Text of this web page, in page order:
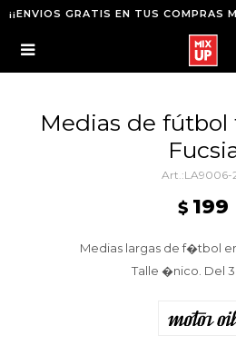
¡¡ENVIOS GRATIS EN TUS COMPRAS

Medias de fútbol
LA9006-
$ 199
Medias largas de f�tbol
Talle �nico. Del